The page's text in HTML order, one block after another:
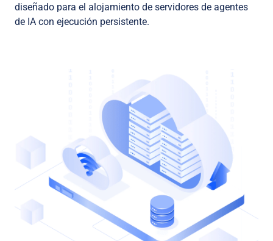
diseñado para el alojamiento de servidores de agentes
de IA con ejecución persistente.